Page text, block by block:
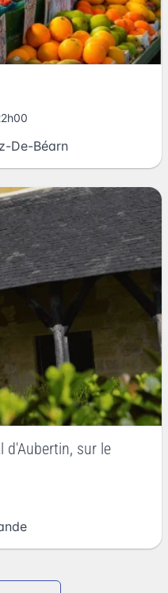
De-Béarn
d'Aubertin, sur le